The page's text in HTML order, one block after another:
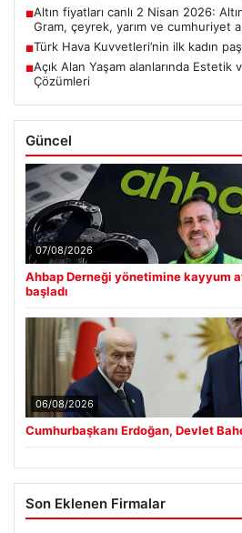
■Altın fiyatları canlı 2 Nisan 2026:
Gram, çeyrek, yarım ve cumhuriyet
■Türk Hava Kuvvetleri’nin ilk kadın
■Açık Alan Yaşam alanlarında Estetik
Çözümleri
Güncel
07/08/2026
Ahbap Derneği yönetimine kayyum
başladı
06/08/2026
Cumhurbaşkanı Erdoğan, Devlet
Son Eklenen Firmalar